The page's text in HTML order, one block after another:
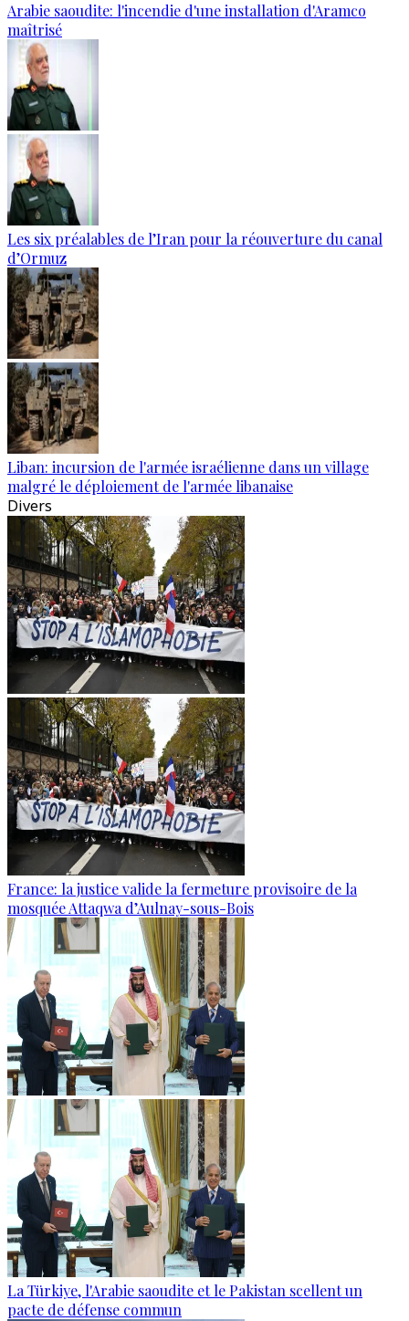
Arabie saoudite: l'incendie d'une installation d'Aramco
maîtrisé
Les six préalables de l’Iran pour la réouverture du canal
d’Ormuz
Liban: incursion de l'armée israélienne dans un village
malgré le déploiement de l'armée libanaise
Divers
France: la justice valide la fermeture provisoire de la
mosquée Attaqwa d’Aulnay-sous-Bois
La Türkiye, l'Arabie saoudite et le Pakistan scellent un
pacte de défense commun